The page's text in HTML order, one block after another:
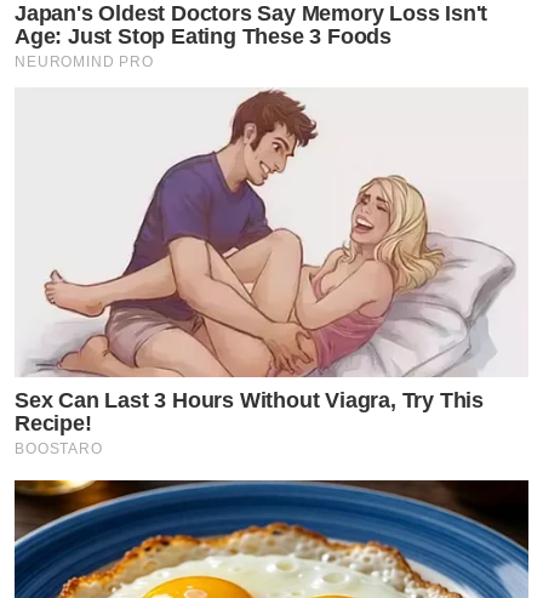
Japan's Oldest Doctors Say Memory Loss Isn't
Age: Just Stop Eating These 3 Foods
NEUROMIND PRO
Sex Can Last 3 Hours Without Viagra, Try This
Recipe!
BOOSTARO